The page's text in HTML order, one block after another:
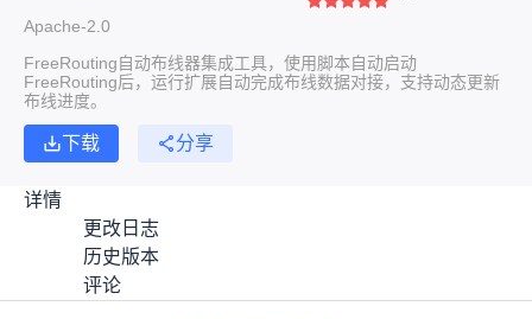
Apache-2.0
FreeRouting自动布线器集成工具，使用脚本自动启动
FreeRouting后，运行扩展自动完成布线数据对接，支持动态更新
布线进度。
下载 分享
详情
更改日志
历史版本
评论